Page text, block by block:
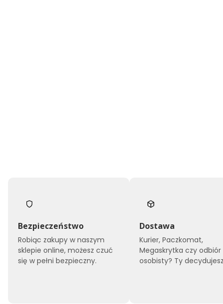
Bezpieczeństwo
Robiąc zakupy w naszym
sklepie online, możesz czuć
się w pełni bezpieczny.
Dostawa
Kurier, Paczkomat,
Megaskrytka czy odbiór
osobisty? Ty